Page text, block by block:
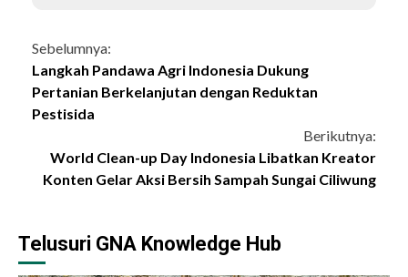
Continue
Reading
Sebelumnya:
Langkah Pandawa Agri Indonesia Dukung
Pertanian Berkelanjutan dengan Reduktan
Pestisida
Berikutnya:
World Clean-up Day Indonesia Libatkan Kreator
Konten Gelar Aksi Bersih Sampah Sungai Ciliwung
Telusuri GNA Knowledge Hub